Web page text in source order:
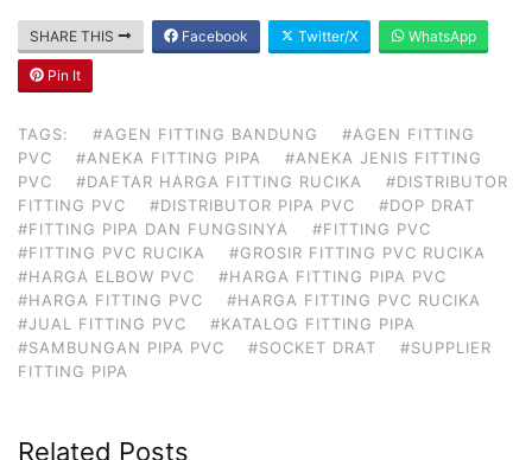
SHARE THIS Facebook Twitter/X WhatsApp
Pin It
TAGS: #AGEN FITTING BANDUNG
#AGEN FITTING
PVC
#ANEKA FITTING PIPA
#ANEKA JENIS FITTING
PVC
#DAFTAR HARGA FITTING RUCIKA
#DISTRIBUTOR
FITTING PVC
#DISTRIBUTOR PIPA PVC
#DOP DRAT
#FITTING PIPA DAN FUNGSINYA
#FITTING PVC
#FITTING PVC RUCIKA
#GROSIR FITTING PVC RUCIKA
#HARGA ELBOW PVC
#HARGA FITTING PIPA PVC
#HARGA FITTING PVC
#HARGA FITTING PVC RUCIKA
#JUAL FITTING PVC
#KATALOG FITTING PIPA
#SAMBUNGAN PIPA PVC
#SOCKET DRAT
#SUPPLIER
FITTING PIPA
Related Posts